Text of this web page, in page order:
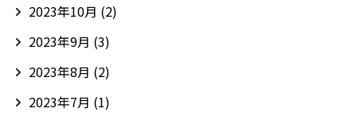
2023年10月 (2)
2023年9月 (3)
2023年8月 (2)
2023年7月 (1)